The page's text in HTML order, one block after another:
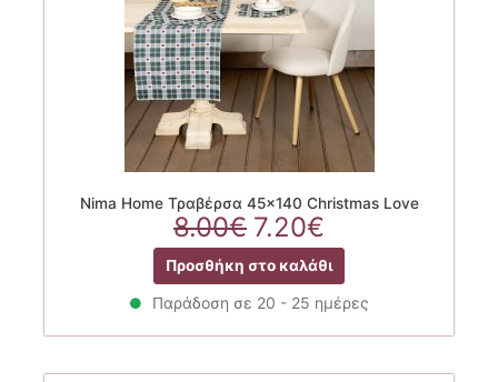
Nima Home Τραβέρσα 45×140 Christmas Love
8.00€ Original
price
was:
8.00€.
7.20€
τρέχουσα
τιμή
είναι:
Προσθήκη στο καλάθι
Παράδοση σε 20 - 25 ημέρες